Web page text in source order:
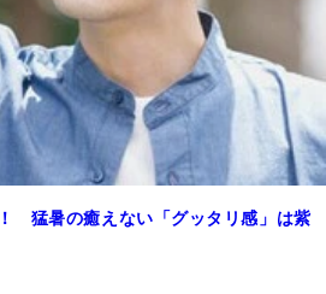
猛暑の癒えない「グッタリ感」は紫